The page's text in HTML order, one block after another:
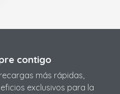
contigo
más rápidas,
exclusivos para la